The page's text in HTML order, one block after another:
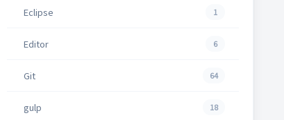
Eclipse 1
Editor 6
Git 64
gulp 18